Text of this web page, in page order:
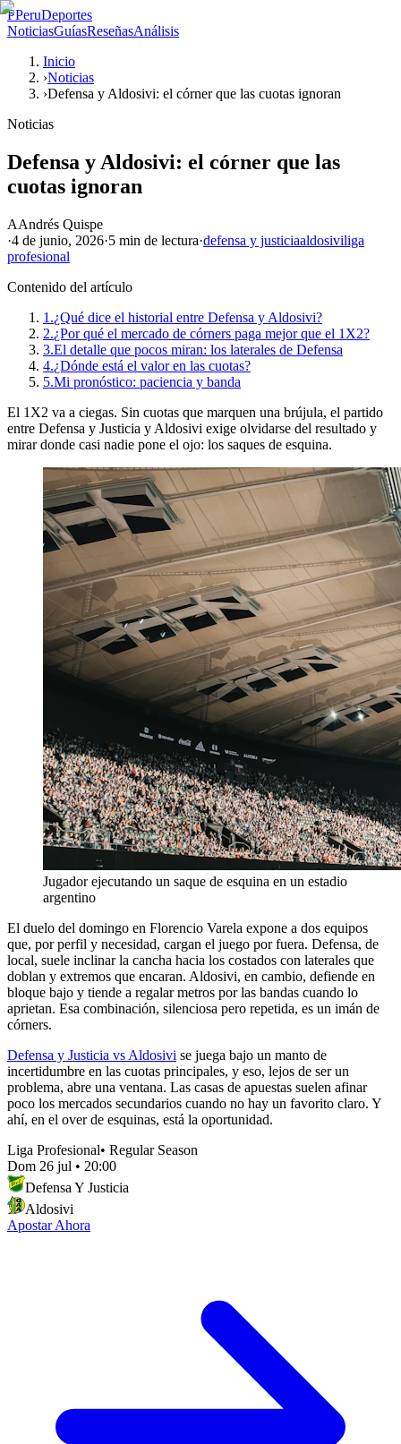
PPeruDeportes
NoticiasGuíasReseñasAnálisis
Inicio
›Noticias
›Defensa y Aldosivi: el córner que las cuotas ignoran
Noticias
Defensa y Aldosivi: el córner que las
cuotas ignoran
AAndrés Quispe
·4 de junio, 2026·5 min de lectura·defensa y justiciaaldosiviliga
profesional
Contenido del artículo
1.¿Qué dice el historial entre Defensa y Aldosivi?
2.¿Por qué el mercado de córners paga mejor que el 1X2?
3.El detalle que pocos miran: los laterales de Defensa
4.¿Dónde está el valor en las cuotas?
5.Mi pronóstico: paciencia y banda
El 1X2 va a ciegas. Sin cuotas que marquen una brújula, el partido
entre Defensa y Justicia y Aldosivi exige olvidarse del resultado y
mirar donde casi nadie pone el ojo: los saques de esquina.
Jugador ejecutando un saque de esquina en un estadio
argentino
El duelo del domingo en Florencio Varela expone a dos equipos
que, por perfil y necesidad, cargan el juego por fuera. Defensa, de
local, suele inclinar la cancha hacia los costados con laterales que
doblan y extremos que encaran. Aldosivi, en cambio, defiende en
bloque bajo y tiende a regalar metros por las bandas cuando lo
aprietan. Esa combinación, silenciosa pero repetida, es un imán de
córners.
Defensa y Justicia vs Aldosivi se juega bajo un manto de
incertidumbre en las cuotas principales, y eso, lejos de ser un
problema, abre una ventana. Las casas de apuestas suelen afinar
poco los mercados secundarios cuando no hay un favorito claro. Y
ahí, en el over de esquinas, está la oportunidad.
Liga Profesional• Regular Season
Dom 26 jul • 20:00
Defensa Y Justicia
Aldosivi
Apostar Ahora